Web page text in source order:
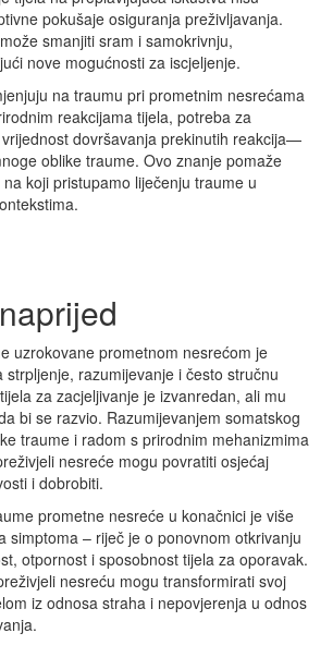
pokušaje osiguranja preživljavanja.
smanjiti sram i samokrivnju,
nove mogućnosti za iscjeljenje.
na traumu pri prometnim nesrećama
reakcijama tijela, potreba za
dovršavanja prekinutih reakcija—
oblike traume. Ovo znanje pomaže
koji pristupamo liječenju traume u
uzrokovane prometnom nesrećom je
strpljenje, razumijevanje i često stručnu
za zacjeljivanje je izvanredan, ali mu
bi se razvio. Razumijevanjem somatskog
traume i radom s prirodnim mehanizmima
nesreće mogu povratiti osjećaj
i dobrobiti.
prometne nesreće u konačnici je više
simptoma – riječ je o ponovnom otkrivanju
otpornost i sposobnost tijela za oporavak.
nesreću mogu transformirati svoj
iz odnosa straha i nepovjerenja u odnos